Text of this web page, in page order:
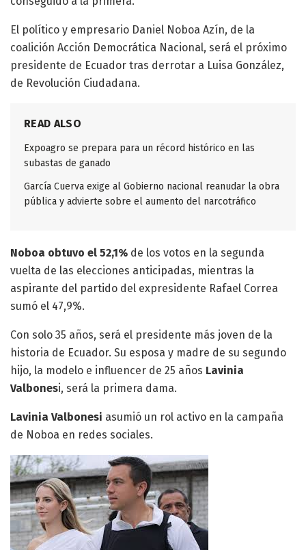
El político y empresario Daniel Noboa Azín, de la
coalición Acción Democrática Nacional, será el próximo
presidente de Ecuador tras derrotar a Luisa González,
de Revolución Ciudadana.
READ ALSO
Expoagro se prepara para un récord histórico en las
subastas de ganado
García Cuerva exige al Gobierno nacional reanudar la obra
pública y advierte sobre el aumento del narcotráfico
Noboa obtuvo el 52,1% de los votos en la segunda
vuelta de las elecciones anticipadas, mientras la
aspirante del partido del expresidente Rafael Correa
sumó el 47,9%.
Con solo 35 años, será el presidente más joven de la
historia de Ecuador. Su esposa y madre de su segundo
hijo, la modelo e influencer de 25 años Lavinia
Valbonesi, será la primera dama.
Lavinia Valbonesi asumió un rol activo en la campaña
de Noboa en redes sociales.